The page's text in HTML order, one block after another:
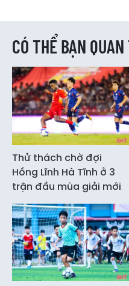
CÓ THỂ BẠN QUAN
Thử thách chờ đợi
Hồng Lĩnh Hà Tĩnh ở 3
trận đầu mùa giải mới